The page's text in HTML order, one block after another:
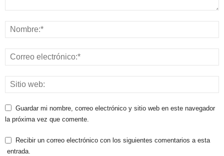
Guardar mi nombre, correo electrónico y sitio web en este navegador
la próxima vez que comente.
Recibir un correo electrónico con los siguientes comentarios a esta
entrada.